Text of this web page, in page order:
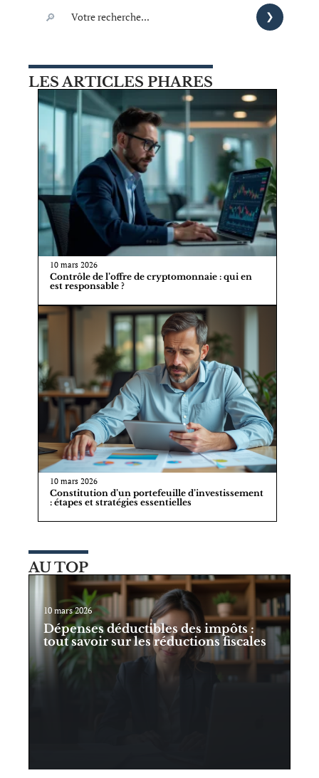
LES ARTICLES PHARES
10 mars 2026
Contrôle de l’offre de cryptomonnaie : qui en
est responsable ?
10 mars 2026
Constitution d’un portefeuille d’investissement
: étapes et stratégies essentielles
AU TOP
10 mars 2026
Dépenses déductibles des impôts :
tout savoir sur les réductions fiscales